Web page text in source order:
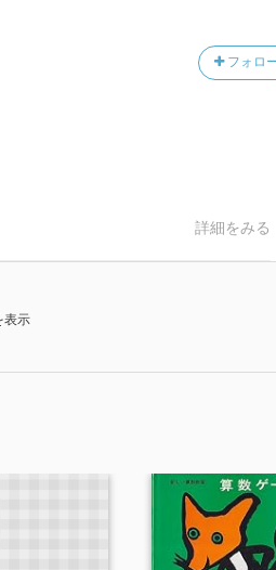
フォロ
詳細をみる
表示